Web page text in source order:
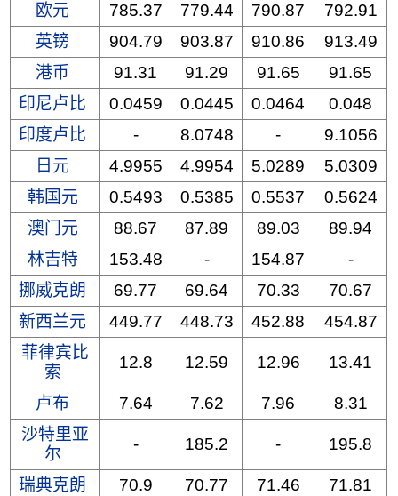
欧元
785.37 779.44 790.87
792.91
英镑
904.79 903.87 910.86
913.49
港币
91.31 91.29 91.65
91.65
印尼卢比
0.0459 0.0445 0.0464
0.048
印度卢比
- 8.0748 -
9.1056
日元
4.9955 4.9954 5.0289
5.0309
韩国元
0.5493 0.5385 0.5537
0.5624
澳门元
88.67 87.89 89.03
89.94
林吉特
153.48 - 154.87
-
挪威克朗
69.77 69.64 70.33
70.67
新西兰元
449.77 448.73 452.88
454.87
菲律宾比
索
12.8 12.59 12.96 13.41
卢布 7.64 7.62 7.96
8.31
沙特里亚
尔
- 185.2 - 195.8
瑞典克朗 70.9 70.77 71.46
71.81